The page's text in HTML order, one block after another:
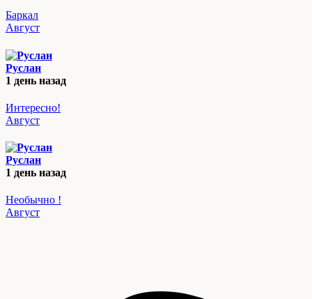
Баркал
Август
Руслан
1 день назад
Интересно!
Август
Руслан
1 день назад
Необычно !
Август